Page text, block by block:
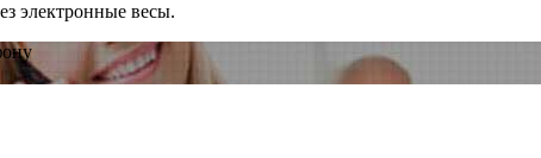
электронные весы.